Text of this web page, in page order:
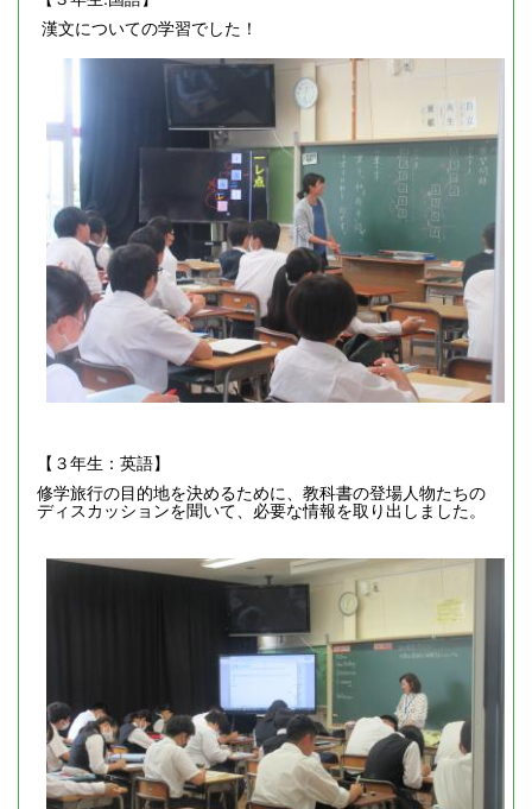
漢文についての学習でした！
【３年生：英語】
修学旅行の目的地を決めるために、教科書の登場人物たちの
ディスカッションを聞いて、必要な情報を取り出しました。